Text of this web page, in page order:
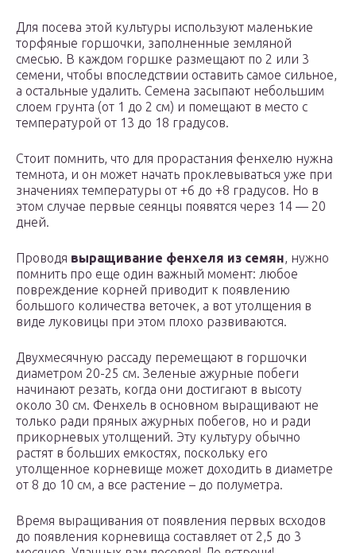
Для посева этой культуры используют маленькие
торфяные горшочки, заполненные земляной
смесью. В каждом горшке размещают по 2 или 3
семени, чтобы впоследствии оставить самое сильное,
а остальные удалить. Семена засыпают небольшим
слоем грунта (от 1 до 2 см) и помещают в место с
температурой от 13 до 18 градусов.
Стоит помнить, что для прорастания фенхелю нужна
темнота, и он может начать проклевываться уже при
значениях температуры от +6 до +8 градусов. Но в
этом случае первые сеянцы появятся через 14 — 20
дней.
Проводя выращивание фенхеля из семян, нужно
помнить про еще один важный момент: любое
повреждение корней приводит к появлению
большого количества веточек, а вот утолщения в
виде луковицы при этом плохо развиваются.
Двухмесячную рассаду перемещают в горшочки
диаметром 20-25 см. Зеленые ажурные побеги
начинают резать, когда они достигают в высоту
около 30 см. Фенхель в основном выращивают не
только ради пряных ажурных побегов, но и ради
прикорневых утолщений. Эту культуру обычно
растят в больших емкостях, поскольку его
утолщенное корневище может доходить в диаметре
от 8 до 10 см, а все растение – до полуметра.
Время выращивания от появления первых всходов
до появления корневища составляет от 2,5 до 3